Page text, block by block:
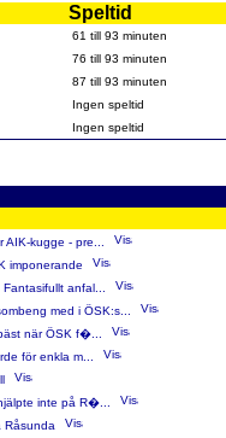
Speltid
61 till 93 minuten
76 till 93 minuten
87 till 93 minuten
Ingen speltid
Ingen speltid
kugge - pre...
imponerande
anfal...
med i ÖSK:s...
när ÖSK f�...
för enkla m...
inte på R�...
Råsunda